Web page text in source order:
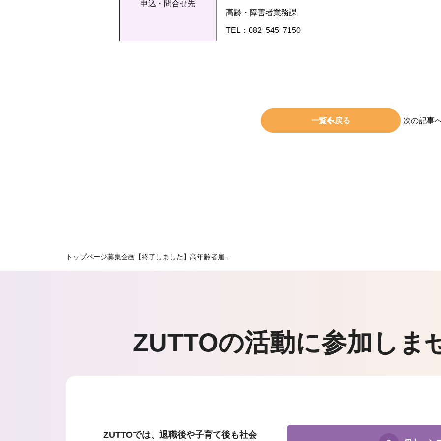
申込・問合せ先
高齢・障害者業務課
TEL：082ｰ545ｰ7150
一覧へ戻る 次の記事
トップページ募集企画 【終了しました】高年齢者雇…
ZUTTOの活動に参加しま
ZUTTOでは、退職後や子育て後も社会